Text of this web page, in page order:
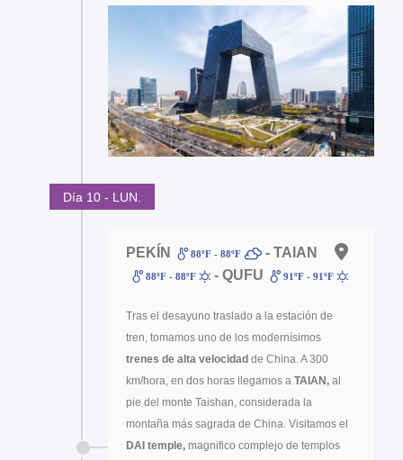
Día 10 - LUN.
PEKÍN 88ºF - 88ºF - TAIAN
88ºF - 88ºF - QUFU 91ºF - 91ºF
Tras el desayuno traslado a la estación de
tren, tomamos uno de los modernísimos
trenes de alta velocidad de China. A 300
km/hora, en dos horas llegamos a TAIAN, al
pie del monte Taishan, considerada la
montaña más sagrada de China. Visitamos el
DAI temple, magnifico complejo de templos